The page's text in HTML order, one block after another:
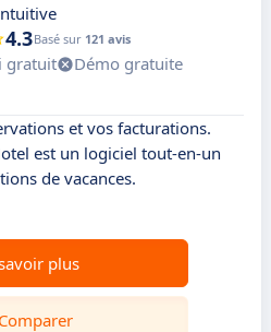
4.3Basé sur 121 avis
gratuit
Démo gratuite
et vos facturations.
est un logiciel tout-en-un
de vacances.
plus